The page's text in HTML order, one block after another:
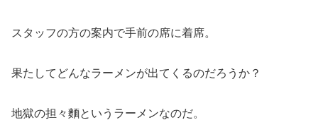
スタッフの方の案内で手前の席に着席。
果たしてどんなラーメンが出てくるのだろうか？
地獄の担々麵というラーメンなのだ。